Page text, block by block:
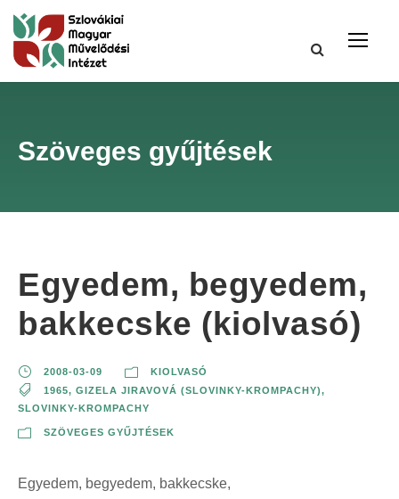
Szöveges gyűjtések
Egyedem, begyedem,
bakkecske (kiolvasó)
2008-03-09
KIOLVASÓ
1965, GIZELA JIRAVOVÁ (SLOVINKY-KROMPACHY),
SLOVINKY-KROMPACHY
SZÖVEGES GYŰJTÉSEK
Egyedem, begyedem, bakkecske,